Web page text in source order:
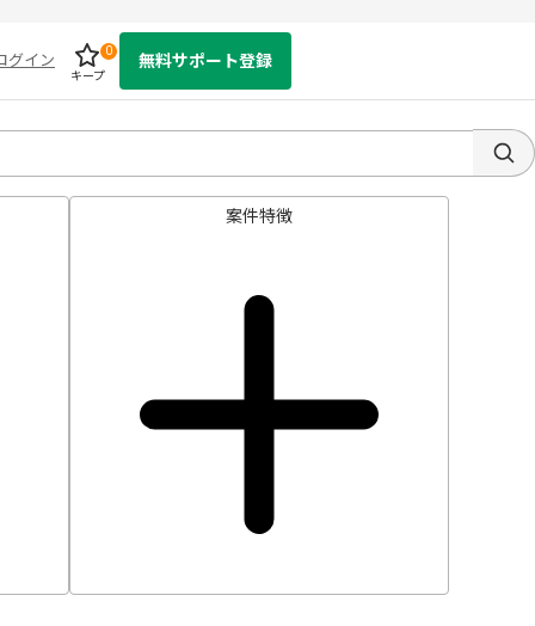
グイン
キープ
0
無料サポート登録
案件特徴